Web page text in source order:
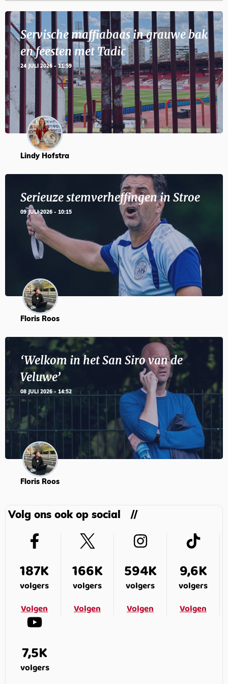
Servische maffiabaas in grauwe bak
en feesten met Tadic
24 JULI 2026 - 11:59
Lindy Hofstra
Serieuze stemverheffingen in Stroe
09 JULI 2026 - 10:15
Floris Roos
‘Welkom in het San Siro van de
Veluwe’
08 JULI 2026 - 14:52
Floris Roos
Volg ons ook op social
187K
volgers
Volgen
166K
volgers
Volgen
594K
volgers
Volgen
9,6K
volgers
Volgen
7,5K
volgers